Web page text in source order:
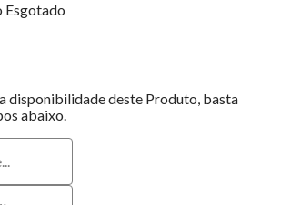
Esgotado
disponibilidade deste Produto, basta
abaixo.